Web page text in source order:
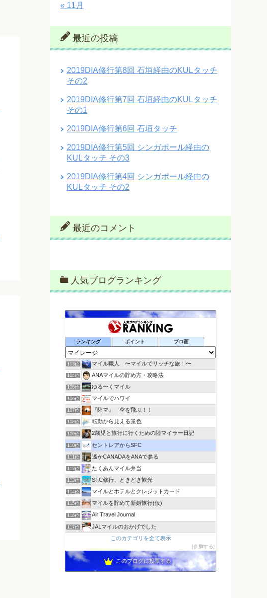
« 11月
最近の投稿
2019DIA修行第8回 石垣経由のKULタッチ
その2
2019DIA修行第7回 石垣経由のKULタッチ
その1
2019DIA修行第6回 石垣タッチ
2019DIA修行第5回 シンガポール経由の
KULタッチ その3
2019DIA修行第4回 シンガポール経由の
KULタッチ その2
最近のコメント
人気ブログランキング
ランキング ポイント ブロ画
103位 マイル職人 〜マイルでリッチな旅！〜
104位 ANAマイルの貯め方・攻略法
105位 ゆる〜くマイル
106位 マイルでハワイ
107位 『陸マ』 空を飛ぶ！！
108位 転勤から見える景色
109位 2歳児と旅行に行くための陸マイラー日記
110位 セントレアからSFC
111位 遙かCANADAをANAで参る
112位 たくあんマイル弁当
113位 SFC修行、ときどき観光
114位 マイルとホテルとクレジットカード
115位 マイルを貯めて新婚旅行(仮)
116位 Air Travel Journal
117位
JALマイルのおかげでした
このカテゴリを全て表示
参加する
このブログに投票する